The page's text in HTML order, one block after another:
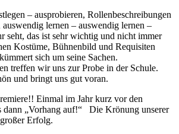
– ausprobieren, Rollenbeschreibungen
auswendig lernen – auswendig lernen –
seht, das ist sehr wichtig und nicht immer
Kostüme, Bühnenbild und Requisiten
sich um seine Sachen.
treffen wir uns zur Probe in der Schule.
und bringt uns gut voran.
Einmal im Jahr kurz vor den
dann „Vorhang auf!“ Die Krönung unserer
Erfolg.